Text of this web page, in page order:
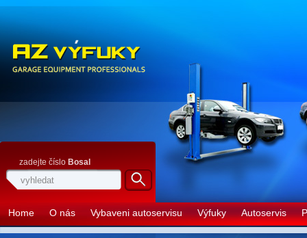
Home O nás Vybaveni autoservisu Výfuky Autoservis
zadejte číslo Bosal